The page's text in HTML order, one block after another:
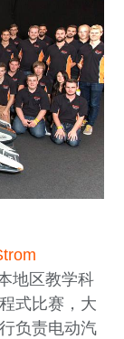
地区教学科
式比赛，大
负责电动汽